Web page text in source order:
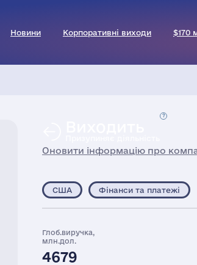
Новини Корпоративні виходи $170
Оновити інформацію про
США Фінанси та платежі
Глоб.виручка,
млн.дол.
4679